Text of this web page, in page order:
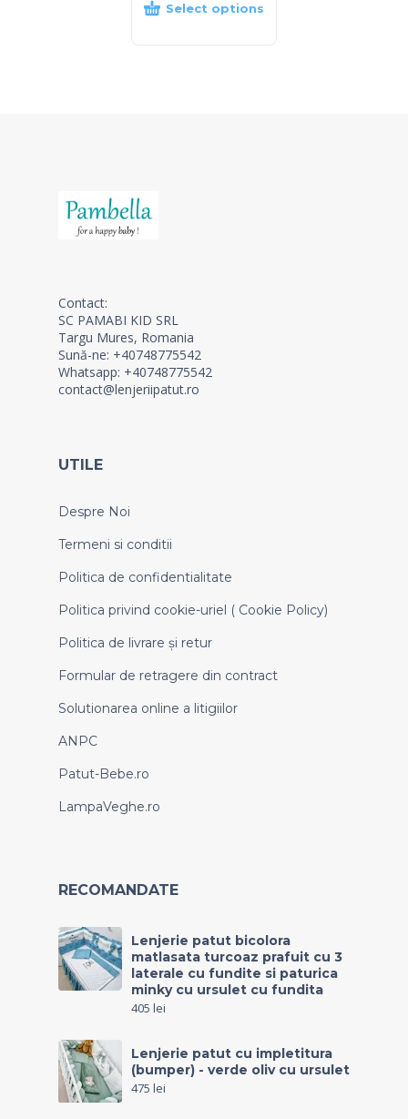
Select options
Contact:
SC PAMABI KID SRL
Targu Mures, Romania
Sună-ne: +40748775542
Whatsapp: +40748775542
contact@lenjeriipatut.ro
UTILE
Despre Noi
Termeni si conditii
Politica de confidentialitate
Politica privind cookie-uriel ( Cookie Policy)
Politica de livrare și retur
Formular de retragere din contract
Solutionarea online a litigiilor
ANPC
Patut-Bebe.ro
LampaVeghe.ro
RECOMANDATE
Lenjerie patut bicolora
matlasata turcoaz prafuit cu 3
laterale cu fundite si paturica
minky cu ursulet cu fundita
405 lei
Lenjerie patut cu impletitura
(bumper) - verde oliv cu ursulet
475 lei